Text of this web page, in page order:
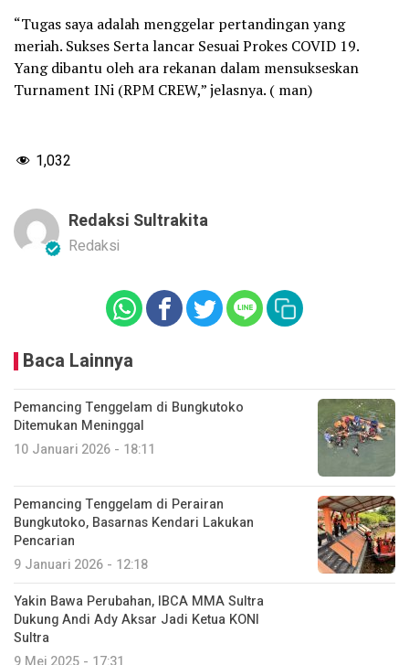
“Tugas saya adalah menggelar pertandingan yang
meriah. Sukses Serta lancar Sesuai Prokes COVID 19.
Yang dibantu oleh ara rekanan dalam mensukseskan
Turnament INi (RPM CREW,” jelasnya. ( man)
1,032
Redaksi Sultrakita
Redaksi
Baca Lainnya
Pemancing Tenggelam di Bungkutoko
Ditemukan Meninggal
10 Januari 2026 - 18:11
Pemancing Tenggelam di Perairan
Bungkutoko, Basarnas Kendari Lakukan
Pencarian
9 Januari 2026 - 12:18
Yakin Bawa Perubahan, IBCA MMA Sultra
Dukung Andi Ady Aksar Jadi Ketua KONI
Sultra